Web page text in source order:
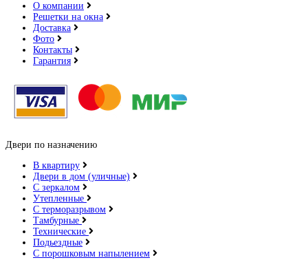
О компании
Решетки на окна
Доставка
Фото
Контакты
Гарантия
Двери по назначению
В квартиру
Двери в дом (уличные)
С зеркалом
Утепленные
С терморазрывом
Тамбурные
Технические
Подьездные
С порошковым напылением